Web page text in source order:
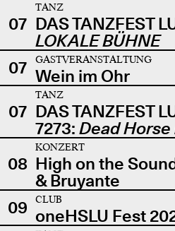
07
TANZ
DAS TANZFEST
LOKALE BÜHNE
07
GASTVERANSTALTUNG
Wein im Ohr
07
TANZ
DAS TANZFEST
7273: Dead
08
KONZERT
High on the
& Bruyante
09
CLUB
oneHSLU Fest